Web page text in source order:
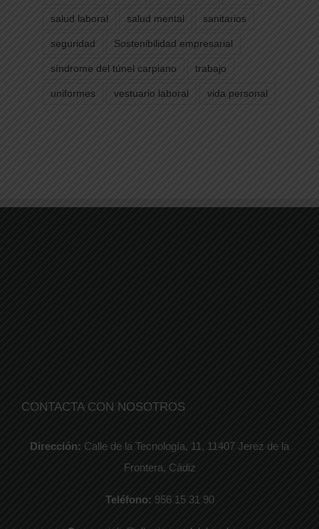
salud laboral salud mental sanitarios
seguridad Sostenibilidad empresarial
síndrome del túnel carpiano trabajo
uniformes vestuario laboral vida personal
CONTACTA CON NOSOTROS
Dirección: Calle de la Tecnología, 11, 11407 Jerez de la
Frontera, Cádiz
Teléfono: 956 15 31 90